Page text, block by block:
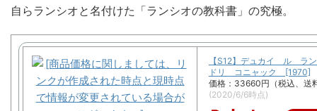
自らランシオと名付けた「ランシオの教科書」の究極。
【S12】デュカイ ル ラ
ドリ コニャック [1970]
価格：33660円（税込、送
(2020/6/6時点)